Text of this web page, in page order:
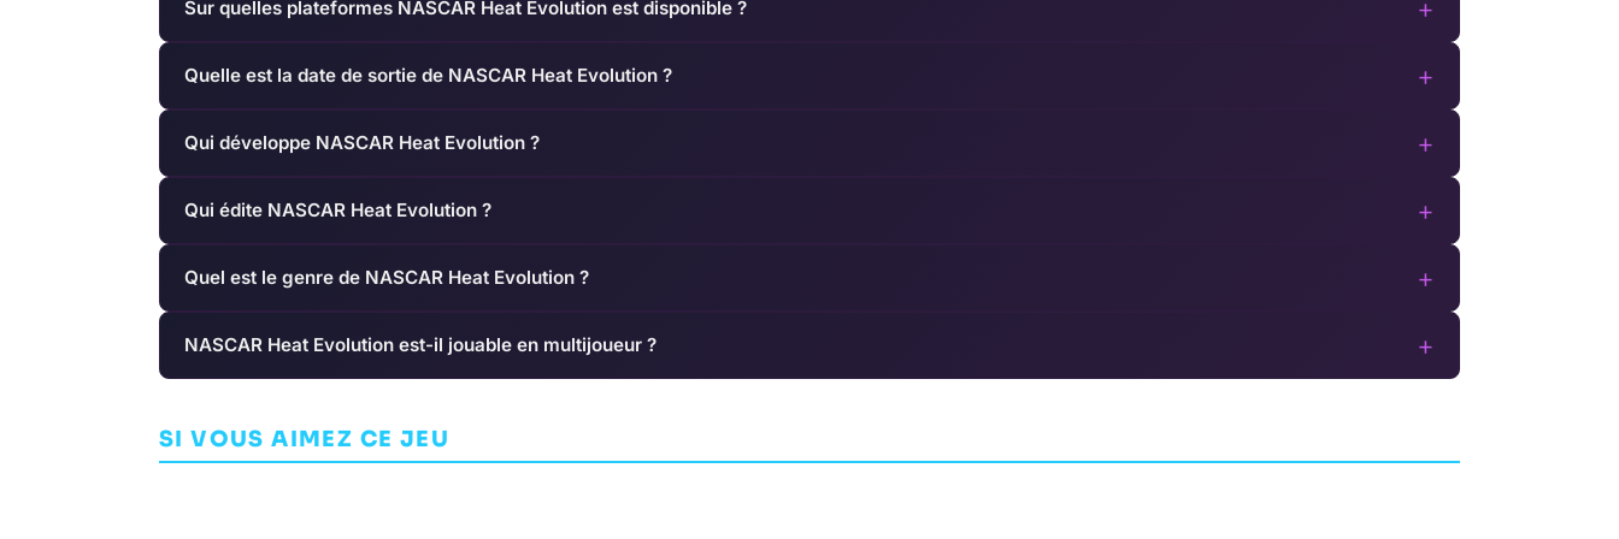
Sur quelles plateformes NASCAR Heat Evolution est disponible ? +
Quelle est la date de sortie de NASCAR Heat Evolution ? +
Qui développe NASCAR Heat Evolution ? +
Qui édite NASCAR Heat Evolution ? +
Quel est le genre de NASCAR Heat Evolution ? +
NASCAR Heat Evolution est-il jouable en multijoueur ? +
SI VOUS AIMEZ CE JEU
NBA 2K16 Emily Wants to Play